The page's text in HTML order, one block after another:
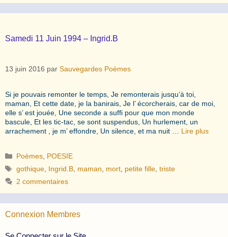
Samedi 11 Juin 1994 – Ingrid.B
13 juin 2016 par Sauvegardes Poèmes
Si je pouvais remonter le temps, Je remonterais jusqu’à toi,
maman, Et cette date, je la banirais, Je l’ écorcherais, car de moi,
elle s’ est jouée, Une seconde a suffi pour que mon monde
bascule, Et les tic-tac, se sont suspendus, Un hurlement, un
arrachement , je m’ effondre, Un silence, et ma nuit … Lire plus
Catégories
Poèmes POESIE
Étiquettes
gothique Ingrid.B maman mort petite fille ,triste
2 commentaires
Connexion Membres